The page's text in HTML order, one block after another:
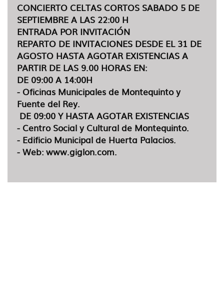
CONCIERTO CELTAS CORTOS SABADO 5 DE
SEPTIEMBRE A LAS 22:00 H
ENTRADA POR INVITACIÓN
REPARTO DE INVITACIONES DESDE EL 31 DE
AGOSTO HASTA AGOTAR EXISTENCIAS A
PARTIR DE LAS 9.00 HORAS EN:
DE 09:00 A 14:00H
- Oficinas Municipales de Montequinto y
Fuente del Rey.
DE 09:00 Y HASTA AGOTAR EXISTENCIAS
- Centro Social y Cultural de Montequinto.
- Edificio Municipal de Huerta Palacios.
- Web: www.giglon.com.